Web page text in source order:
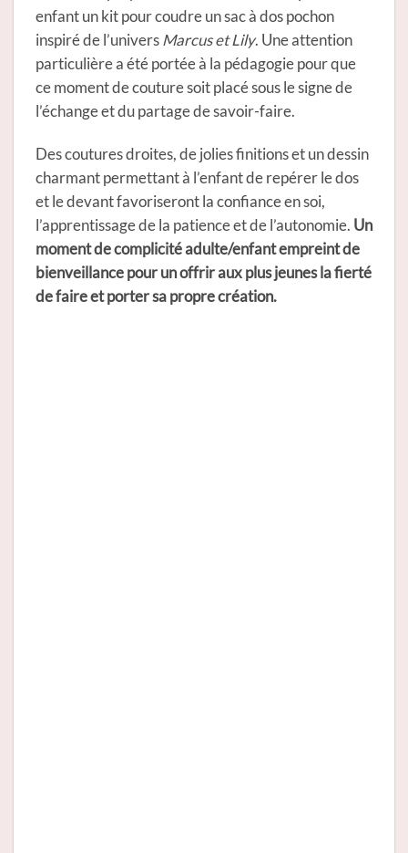
enfant un kit pour coudre un sac à dos pochon
inspiré de l’universMarcus et Lily. Une attention
particulière a été portée à la pédagogie pour que
ce moment de couture soit placé sous le signe de
l’échange et du partage de savoir-faire.
Des coutures droites, de jolies finitions et un dessin
charmant permettant à l’enfant de repérer le dos
et le devant favoriseront la confiance en soi,
l’apprentissage de la patience et de l’autonomie. Un
moment de complicité adulte/enfant empreint de
bienveillance pour un offrir aux plus jeunes la fierté
de faire et porter sa propre création.